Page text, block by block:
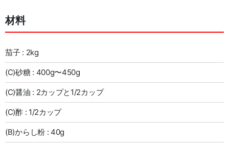
材料
茄子 : 2kg
(C)砂糖 : 400g〜450g
(C)醤油 : 2カップと1/2カップ
(C)酢 : 1/2カップ
(B)からし粉 : 40g